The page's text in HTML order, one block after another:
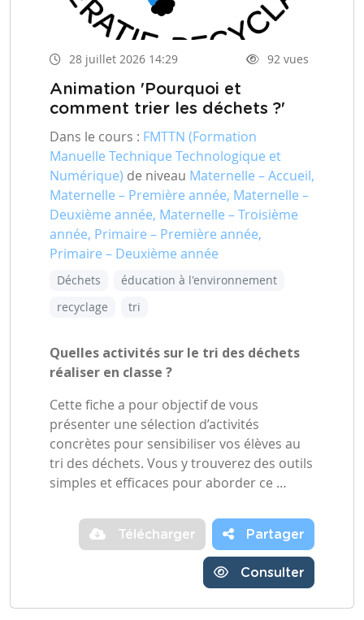
28 juillet 2026 14:29 92 vues
Animation 'Pourquoi et
comment trier les déchets ?'
Dans le cours : FMTTN (Formation
Manuelle Technique Technologique et
Numérique) de niveau Maternelle – Accueil,
Maternelle – Première année, Maternelle –
Deuxième année, Maternelle – Troisième
année, Primaire – Première année,
Primaire – Deuxième année
Déchets
éducation à l'environnement
recyclage
tri
Quelles activités sur le tri des déchets
réaliser en classe ?
Cette fiche a pour objectif de vous
présenter une sélection d’activités
concrètes pour sensibiliser vos élèves au
tri des déchets. Vous y trouverez des outils
simples et efficaces pour aborder ce …
Télécharger Partager
Consulter